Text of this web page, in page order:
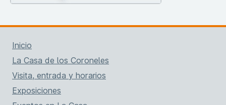
Inicio
La Casa de los Coroneles
Visita, entrada y horarios
Exposiciones